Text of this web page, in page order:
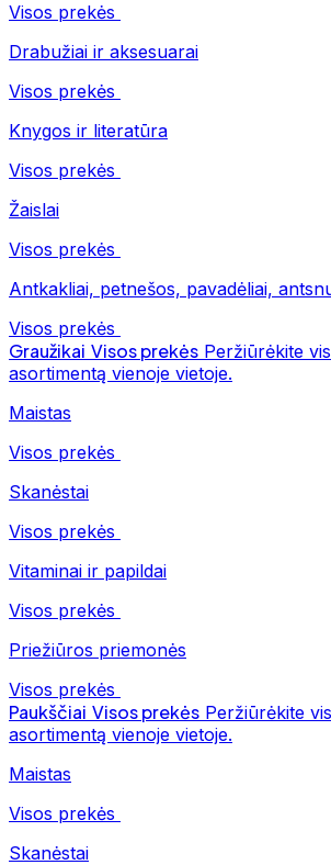
Visos prekės
Drabužiai ir aksesuarai
Visos prekės
Knygos ir literatūra
Visos prekės
Žaislai
Visos prekės
Antkakliai, petnešos, pavadėliai,
Visos prekės
Graužikai Visos prekės Peržiūrėkite
asortimentą vienoje vietoje.
Maistas
Visos prekės
Skanėstai
Visos prekės
Vitaminai ir papildai
Visos prekės
Priežiūros priemonės
Visos prekės
Paukščiai Visos prekės Peržiūrėkite
asortimentą vienoje vietoje.
Maistas
Visos prekės
Skanėstai